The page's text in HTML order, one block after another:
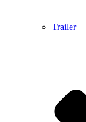
Trailer